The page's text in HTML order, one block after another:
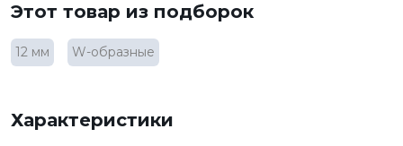
Этот товар из подборок
12 мм W-образные
Характеристики